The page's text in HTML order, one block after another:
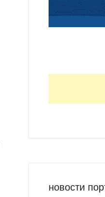
новости